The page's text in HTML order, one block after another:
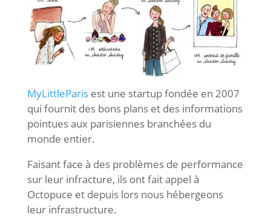
MyLittleParisest une startup fondée en 2007
qui fournit des bons plans et des informations
pointues aux parisiennes branchées du
monde entier.
Faisant face à des problèmes de performance
sur leur infracture, ils ont fait appel à
Octopuce et depuis lors nous hébergeons
leur infrastructure.